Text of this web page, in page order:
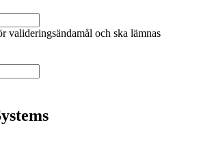
valideringsändamål och ska lämnas